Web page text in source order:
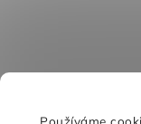
Používáme